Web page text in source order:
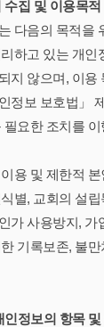
수집 및 이용목적
는 다음의 목적을
하고 있는 개인
지 않으며, 이용
정보 보호법」
필요한 조치를
용 및 제한적
별, 교회의 설
가 사용방지, 가
기록보존, 불
인정보의 항목